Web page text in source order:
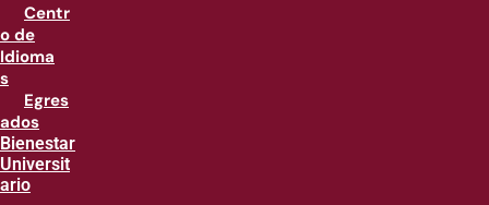
Centr
o de
Idioma
s
Egres
ados
Bienestar
Universit
ario